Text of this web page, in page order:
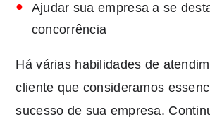
Ajudar sua empresa a se
concorrência
Há várias habilidades de
cliente que consideramos
sucesso de sua empresa.